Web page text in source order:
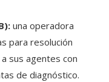
una operadora
para resolución
sus agentes con
de diagnóstico.